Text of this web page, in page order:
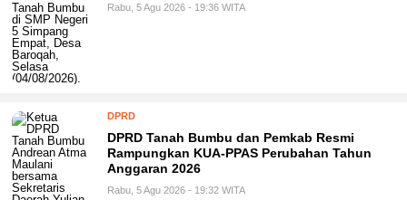
Rabu, 5 Agu 2026 - 19:36 WITA
DPRD
DPRD Tanah Bumbu dan Pemkab Resmi
Rampungkan KUA-PPAS Perubahan Tahun
Anggaran 2026
Rabu, 5 Agu 2026 - 19:32 WITA